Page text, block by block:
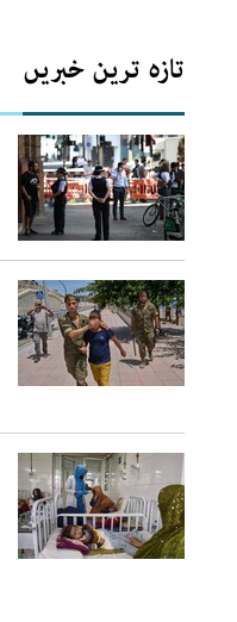
تازہ ترین خبریں